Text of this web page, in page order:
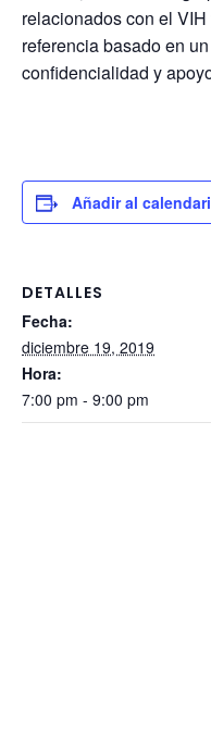
relacionados con el
referencia basado en
confidencialidad y
Añadir al
DETALLES
Fecha:
diciembre 19, 2019
Hora:
7:00 pm - 9:00 pm